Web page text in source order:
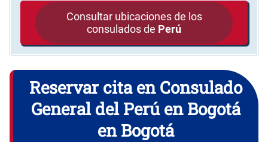
Consultar ubicaciones de los
consulados de Perú
Reservar cita en Consulado
General del Perú en Bogotá
en Bogotá